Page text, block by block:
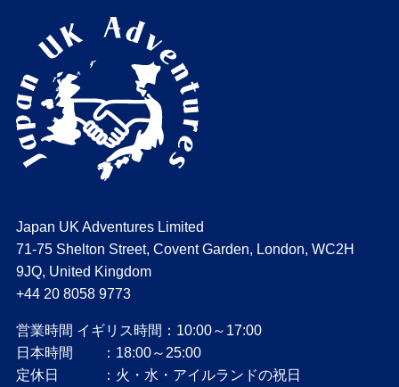
Japan UK Adventures Limited
71-75 Shelton Street, Covent Garden, London, WC2H
9JQ, United Kingdom
+44 20 8058 9773
営業時間 イギリス時間：10:00～17:00
日本時間 ：18:00～25:00
定休日 ：火・水・アイルランドの祝日